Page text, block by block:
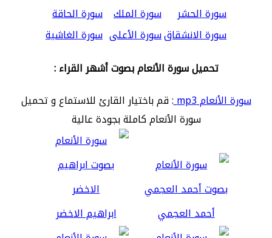
سورة الحشر
سورة الملك سورة الحاقة
سورة الانشقاقسورة الأعلى سورة الغاشية
تحميل سورة الأنعام بصوت أشهر القراء :
سورة الأنعام mp3
: قم باختيار القارئ للاستماع و تحميل
سورة الأنعام كاملة بجودة عالية
أحمد العجمي ابراهيم الاخضر